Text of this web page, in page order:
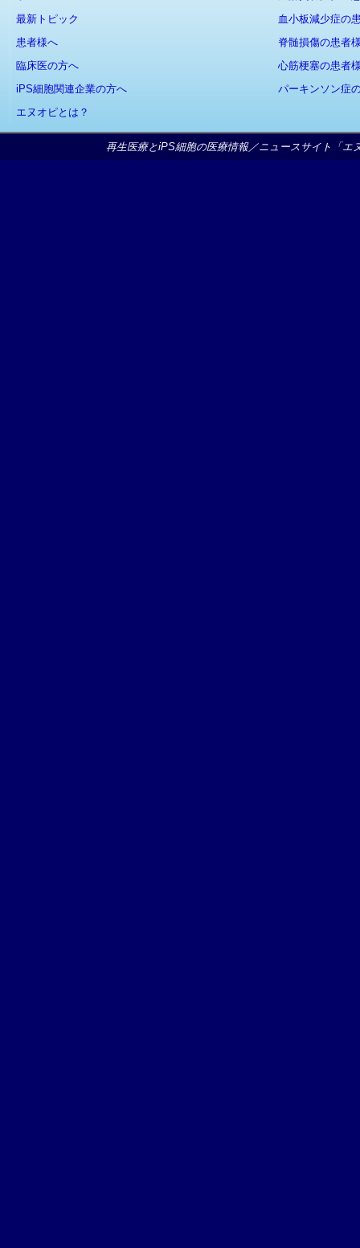
最新トピック
患者様へ
臨床医の方へ
iPS細胞関連企業の方へ
エヌオピとは？
血小板減少症の
脊髄損傷の患者
心筋梗塞の患者
パーキンソン症
再生医療とiPS細胞の医療情報／ニュースサイト「